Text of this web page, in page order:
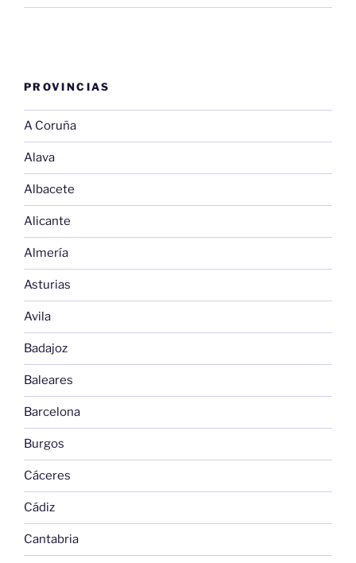
PROVINCIAS
A Coruña
Alava
Albacete
Alicante
Almería
Asturias
Avila
Badajoz
Baleares
Barcelona
Burgos
Cáceres
Cádiz
Cantabria